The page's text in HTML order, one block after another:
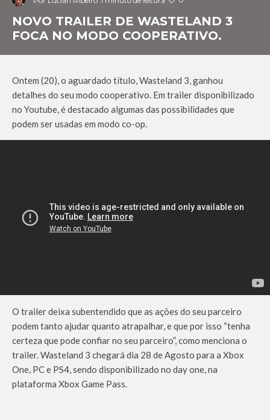
NOVO TRAILER DE WASTELAND 3
FOCA NO MODO COOPERATIVO.
Ontem (20), o aguardado título, Wasteland 3, ganhou
detalhes do seu modo cooperativo. Em trailer disponibilizado
no Youtube, é destacado algumas das possibilidades que
podem ser usadas em modo co-op.
O trailer deixa subentendido que as ações do seu parceiro
podem tanto ajudar quanto atrapalhar, e que por isso “tenha
certeza que pode confiar no seu parceiro”, como menciona o
trailer. Wasteland 3 chegará dia 28 de Agosto para a Xbox
One, PC e PS4, sendo disponibilizado no day one, na
plataforma Xbox Game Pass.